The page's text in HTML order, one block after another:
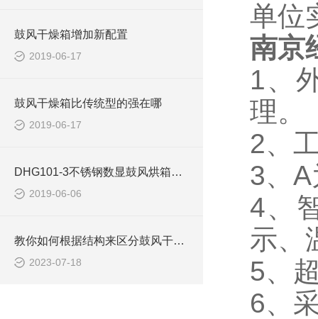
鼓风干燥箱增加新配置
2019-06-17
鼓风干燥箱比传统型的强在哪
2019-06-17
DHG101-3不锈钢数显鼓风烘箱使用注意事项
2019-06-06
教你如何根据结构来区分鼓风干燥箱
2023-07-18
单位
南京
1、
理。
2、
3、A
4、
示、
5、
6、